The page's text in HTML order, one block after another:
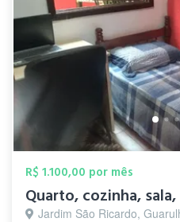
R$ 1.100,00 por mês
Quarto, cozinha,
Jardim São Ricardo,